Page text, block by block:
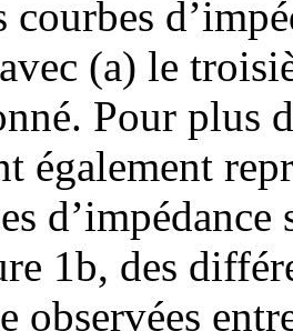
courbes
(a) le
Pour plus
également
1b, des
observées